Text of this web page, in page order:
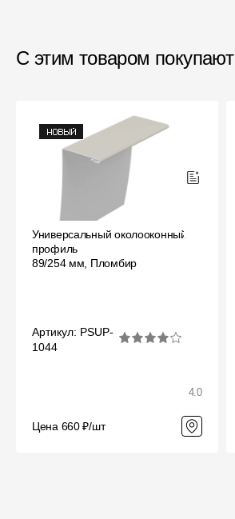
С этим товаром покупают
Универсальный околооконный
профиль
89/254 мм, Пломбир
Артикул: PSUP-
1044
4.0
Цена 660 ₽/шт